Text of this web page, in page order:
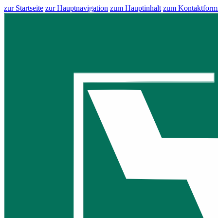
zur Startseite zur Hauptnavigation zum Hauptinhalt zum